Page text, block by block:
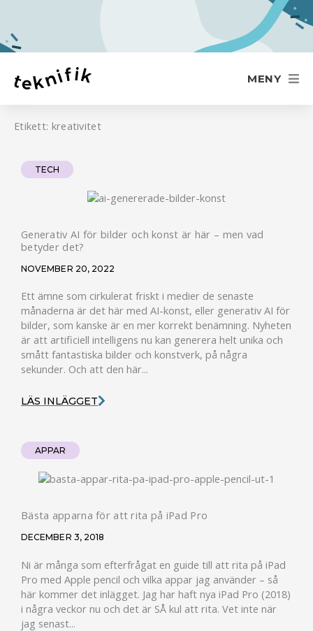
innehåll
MENY
Etikett: kreativitet
TECH
Generativ AI för bilder och konst är här – men vad
betyder det?
NOVEMBER 20, 2022
Ett ämne som cirkulerat friskt i medier de senaste
månaderna är det här med AI-konst, eller generativ AI för
bilder, som kanske är en mer korrekt benämning. Nyheten
är att artificiell intelligens nu kan generera helt unika och
smått fantastiska bilder och konstverk, på några
sekunder. Och att den här...
LÄS INLÄGGET
APPAR
Bästa apparna för att rita på iPad Pro
DECEMBER 3, 2018
Ni är många som efterfrågat en guide till att rita på iPad
Pro med Apple pencil och vilka appar jag använder – så
här kommer det inlägget. Jag har haft nya iPad Pro (2018)
i några veckor nu och det är SÅ kul att rita. Vet inte när
jag senast...